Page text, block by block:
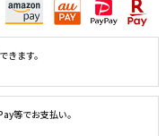
ます。
等でお支払い。